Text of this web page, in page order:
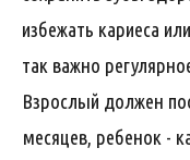
избежать кариеса
так важно
Взрослый должен
месяцев, ребенок -